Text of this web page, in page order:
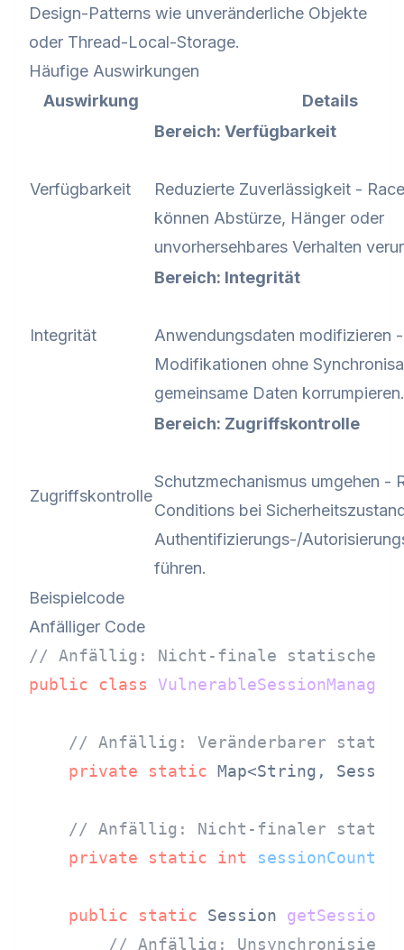
Design-Patterns wie unveränderliche Objekte
oder Thread-Local-Storage.
Häufige Auswirkungen
Auswirkung
Details
Verfügbarkeit
Bereich: Verfügbarkeit
Reduzierte Zuverlässigkeit -
können Abstürze, Hänger oder
unvorhersehbares Verhalten
Integrität
Bereich: Integrität
Anwendungsdaten modifizieren
Modifikationen ohne
gemeinsame Daten korrumpieren.
Zugriffskontrolle
Bereich: Zugriffskontrolle
Schutzmechanismus umgehen -
Conditions bei
Authentifizierungs-/
führen.
Beispielcode
Anfälliger Code
// Anfällig: Nicht-finale statische
public
class VulnerableSessionManager
// Anfällig: Veränderbarer
private
static Map<String,
// Anfällig: Nicht-finaler
private
static int sessionCount
public static Session getSession
// Anfällig: